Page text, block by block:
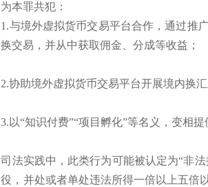
为本罪共犯：
1.与境外虚拟货币交易平台合作，通过推
换交易，并从中获取佣金、分成等收益；
2.协助境外虚拟货币交易平台开展境内换
3.以“知识付费”“项目孵化”等名义，变相
司法实践中，此类行为可能被认定为“非
役，并处或者单处违法所得一倍以上五倍